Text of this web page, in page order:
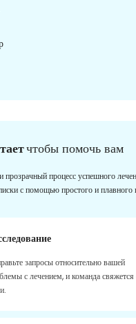
чтобы помочь вам
прозрачный процесс успешного
с помощью простого и плавного
запросы относительно вашей
с лечением, и команда свяжется